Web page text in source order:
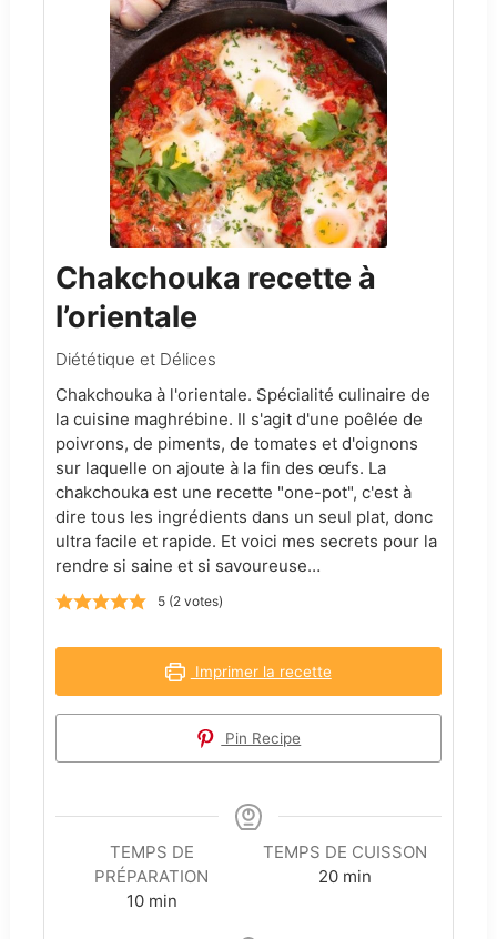
Chakchouka recette à
l’orientale
Diététique et Délices
Chakchouka à l'orientale. Spécialité culinaire de
la cuisine maghrébine. Il s'agit d'une poêlée de
poivrons, de piments, de tomates et d'oignons
sur laquelle on ajoute à la fin des œufs. La
chakchouka est une recette "one-pot", c'est à
dire tous les ingrédients dans un seul plat, donc
ultra facile et rapide. Et voici mes secrets pour la
rendre si saine et si savoureuse…
5 (2 votes)
Imprimer la recette
Pin Recipe
TEMPS DE
PRÉPARATION
10minutes
min
TEMPS DE CUISSON
20minutes
min